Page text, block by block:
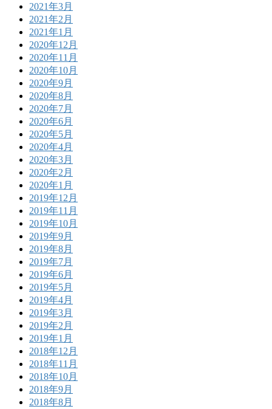
2021年3月
2021年2月
2021年1月
2020年12月
2020年11月
2020年10月
2020年9月
2020年8月
2020年7月
2020年6月
2020年5月
2020年4月
2020年3月
2020年2月
2020年1月
2019年12月
2019年11月
2019年10月
2019年9月
2019年8月
2019年7月
2019年6月
2019年5月
2019年4月
2019年3月
2019年2月
2019年1月
2018年12月
2018年11月
2018年10月
2018年9月
2018年8月